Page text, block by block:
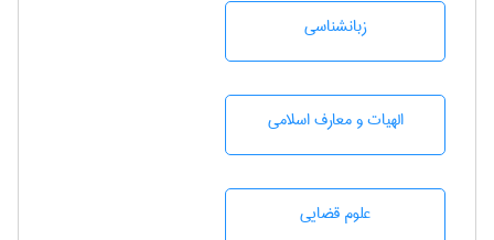
زبانشناسی
الهیات و معارف اسلامی
علوم قضایی